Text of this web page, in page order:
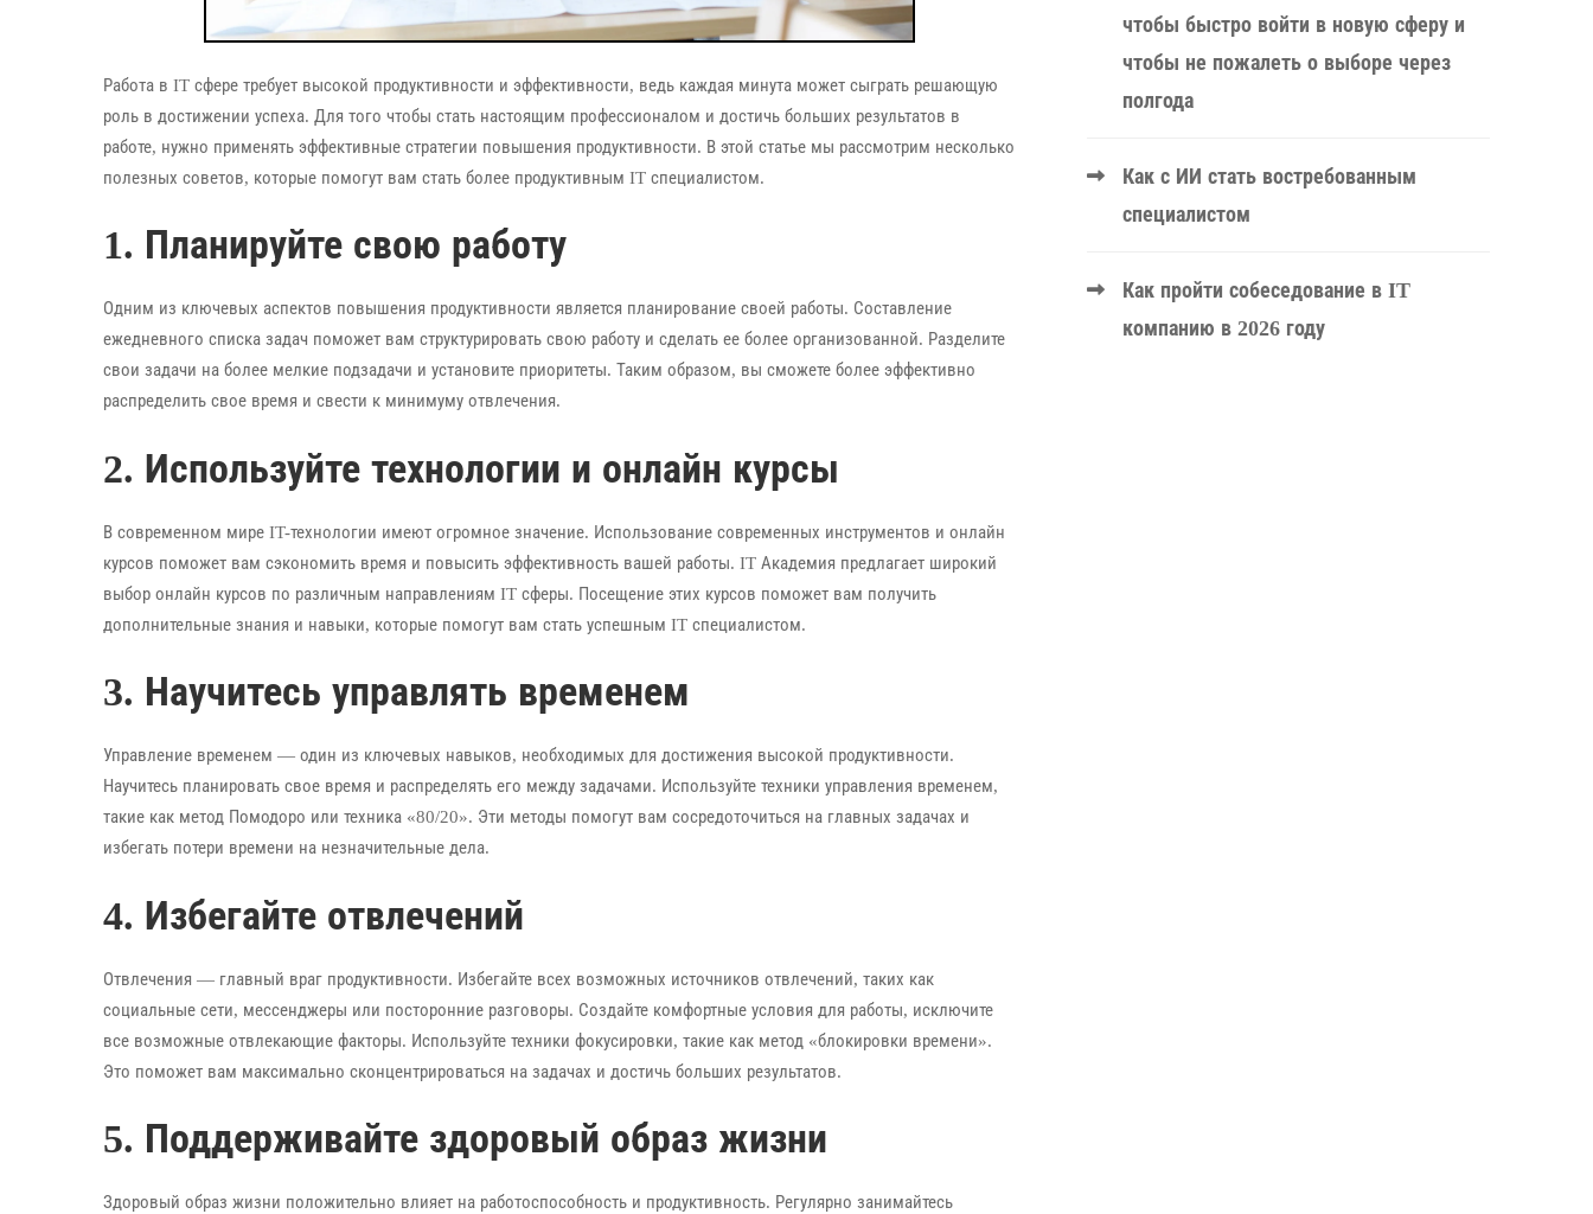
Работа в IT сфере требует высокой продуктивности и эффективности, ведь каждая минута может сыграть решающую
роль в достижении успеха. Для того чтобы стать настоящим профессионалом и достичь больших результатов в
работе, нужно применять эффективные стратегии повышения продуктивности. В этой статье мы рассмотрим несколько
полезных советов, которые помогут вам стать более продуктивным IT специалистом.
1. Планируйте свою работу
Одним из ключевых аспектов повышения продуктивности является планирование своей работы. Составление
ежедневного списка задач поможет вам структурировать свою работу и сделать ее более организованной. Разделите
свои задачи на более мелкие подзадачи и установите приоритеты. Таким образом, вы сможете более эффективно
распределить свое время и свести к минимуму отвлечения.
2. Используйте технологии и онлайн курсы
В современном мире IT-технологии имеют огромное значение. Использование современных инструментов и онлайн
курсов поможет вам сэкономить время и повысить эффективность вашей работы. IT Академия предлагает широкий
выбор онлайн курсов по различным направлениям IT сферы. Посещение этих курсов поможет вам получить
дополнительные знания и навыки, которые помогут вам стать успешным IT специалистом.
3. Научитесь управлять временем
Управление временем — один из ключевых навыков, необходимых для достижения высокой продуктивности.
Научитесь планировать свое время и распределять его между задачами. Используйте техники управления временем,
такие как метод Помодоро или техника «80/20». Эти методы помогут вам сосредоточиться на главных задачах и
избегать потери времени на незначительные дела.
4. Избегайте отвлечений
Отвлечения — главный враг продуктивности. Избегайте всех возможных источников отвлечений, таких как
социальные сети, мессенджеры или посторонние разговоры. Создайте комфортные условия для работы, исключите
все возможные отвлекающие факторы. Используйте техники фокусировки, такие как метод «блокировки времени».
Это поможет вам максимально сконцентрироваться на задачах и достичь больших результатов.
5. Поддерживайте здоровый образ жизни
Здоровый образ жизни положительно влияет на работоспособность и продуктивность. Регулярно занимайтесь
чтобы быстро войти в новую сферу и
чтобы не пожалеть о выборе через
полгода
Как с ИИ стать востребованным
специалистом
Как пройти собеседование в IT
компанию в 2026 году